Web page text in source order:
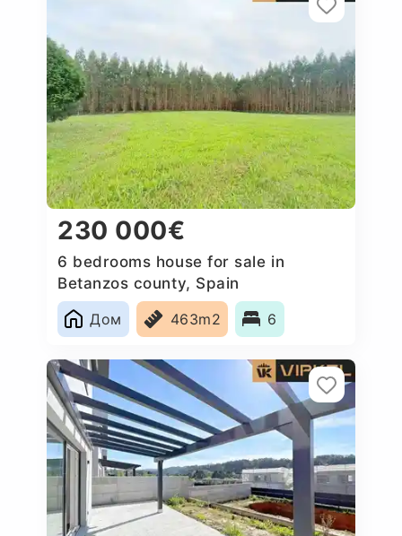
230 000€
6 bedrooms house for sale in
Betanzos county, Spain
Дом
463m2 6